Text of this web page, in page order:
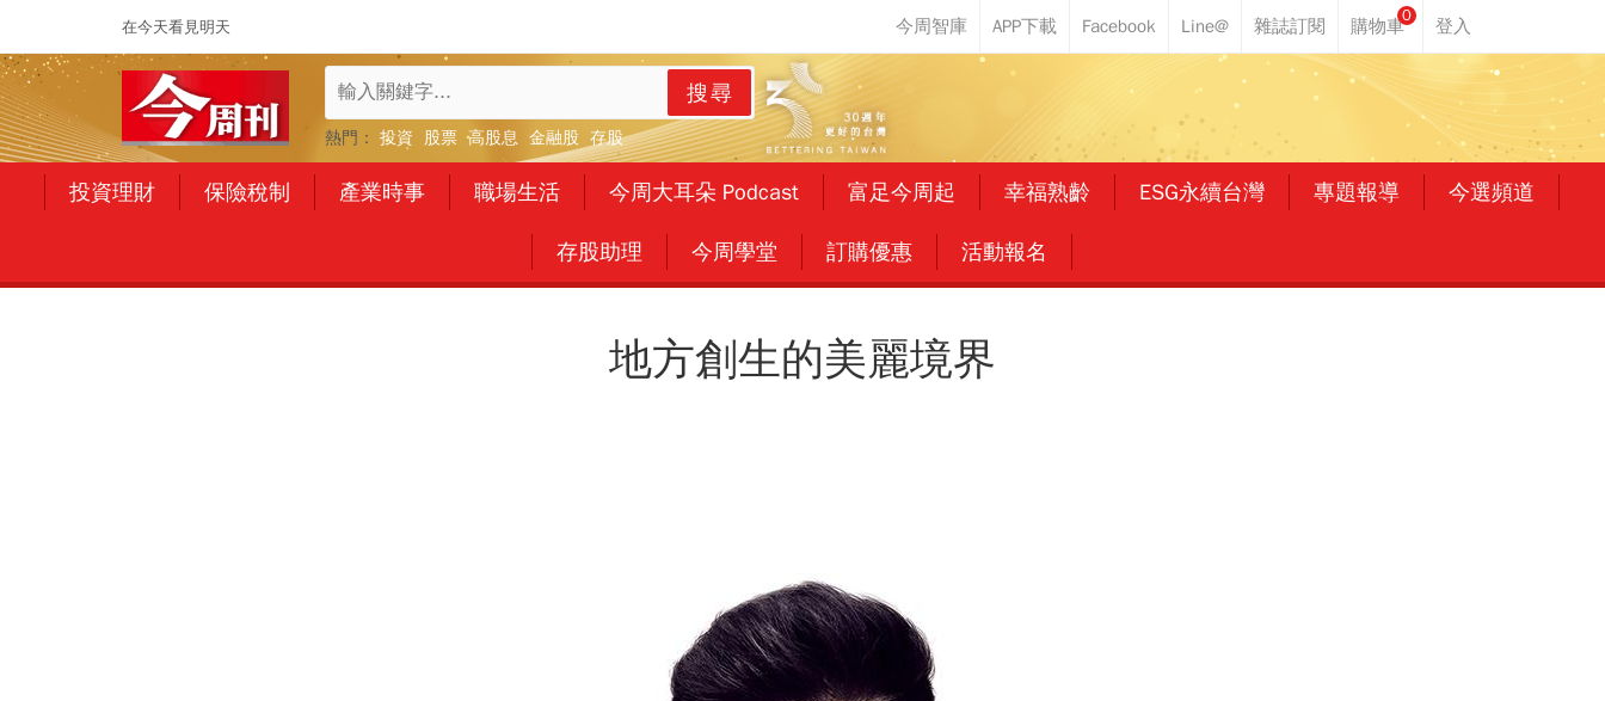
在今天看見明天
0
搜尋
熱門： 投資 股票 高股息 金融股 存股
投資理財 保險稅制 產業時事 職場生活 今周大耳朵 Podcast 富足今周起 幸福熟齡 ESG永續台灣 專題報導 今選頻道
存股助理 今周學堂 訂購優惠 活動報名
地方創生的美麗境界